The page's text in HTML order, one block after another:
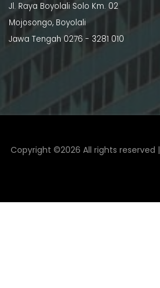
Jl. Raya Boyolali Solo Km. 02
Mojosongo, Boyolali
Jawa Tengah 0276 - 3281 010
Copyright ©2026 All rights reserved |